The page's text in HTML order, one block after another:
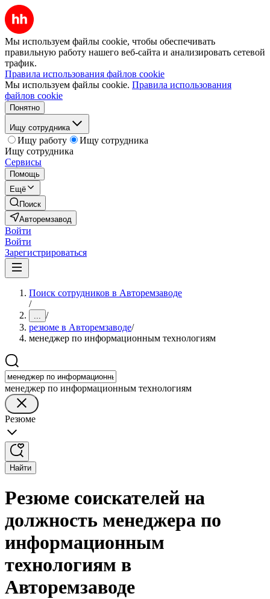
Мы используем файлы cookie, чтобы обеспечивать
правильную работу нашего веб-сайта и анализировать сетевой
трафик.
Правила использования файлов cookie
Мы используем файлы cookie. Правила использования
файлов cookie
Понятно
Ищу сотрудника
Ищу работу
Ищу сотрудника
Ищу сотрудника
Сервисы
Помощь
Ещё
Поиск
Авторемзавод
Войти
Войти
Зарегистрироваться
Поиск сотрудников в Авторемзаводе
/
... /
резюме в Авторемзаводе/
менеджер по информационным технологиям
менеджер по информационным технологиям
Резюме
Найти
Резюме соискателей на
должность менеджера по
информационным
технологиям в
Авторемзаводе